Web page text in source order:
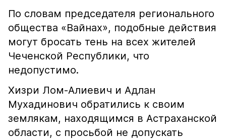
По словам председателя регионального
общества «Вайнах», подобные действия
могут бросать тень на всех жителей
Чеченской Республики, что
недопустимо.
Хизри Лом-Алиевич и Адлан
Мухадинович обратились к своим
землякам, находящимся в Астраханской
области, с просьбой не допускать